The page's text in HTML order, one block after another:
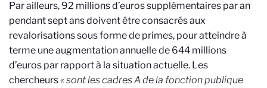
Par ailleurs, 92 millions d’euros supplémentaires par an
pendant sept ans doivent être consacrés aux
revalorisations sous forme de primes, pour atteindre à
terme une augmentation annuelle de 644 millions
d’euros par rapport à la situation actuelle. Les
chercheurs« sont les cadres A de la fonction publique